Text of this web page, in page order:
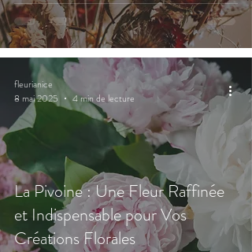
La Pivoine : Une Fleur Raffinée
et Indispensable pour Vos
Créations Florales
fleurianice
8 mai 2025
4 min de lecture